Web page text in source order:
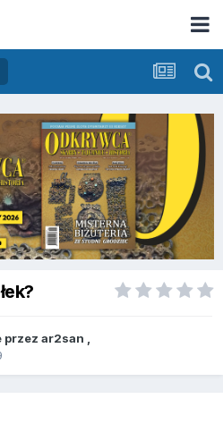
przez ar2san